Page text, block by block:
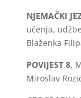
NJEMAČKI
učenja,
Blaženka
POVIJEST 8,
Miroslav